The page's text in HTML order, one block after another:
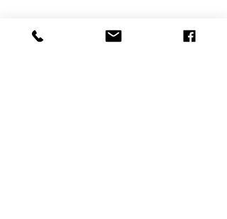
Wie lange dauert die Herstellung